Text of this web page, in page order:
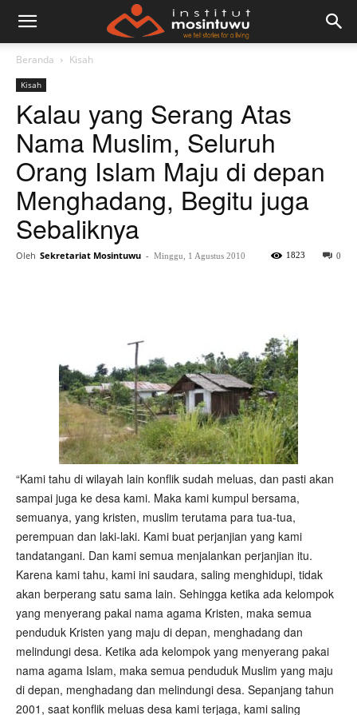
Beranda Kisah
Kisah
Kalau yang Serang Atas
Nama Muslim, Seluruh
Orang Islam Maju di depan
Menghadang, Begitu juga
Sebaliknya
Oleh Sekretariat Mosintuwu - Minggu, 1 Agustus 2010 0
1823
“Kami tahu di wilayah lain konflik sudah meluas, dan pasti akan
sampai juga ke desa kami. Maka kami kumpul bersama,
semuanya, yang kristen, muslim terutama para tua-tua,
perempuan dan laki-laki. Kami buat perjanjian yang kami
tandatangani. Dan kami semua menjalankan perjanjian itu.
Karena kami tahu, kami ini saudara, saling menghidupi, tidak
akan berperang satu sama lain. Sehingga ketika ada kelompok
yang menyerang pakai nama agama Kristen, maka semua
penduduk Kristen yang maju di depan, menghadang dan
melindungi desa. Ketika ada kelompok yang menyerang pakai
nama agama Islam, maka semua penduduk Muslim yang maju
di depan, menghadang dan melindungi desa. Sepanjang tahun
2001, saat konflik meluas desa kami terjaga, kami saling